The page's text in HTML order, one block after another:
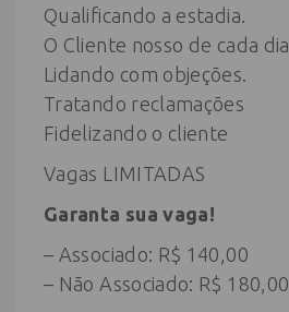
Qualificando a estadia.
O Cliente nosso de cada dia
Lidando com objeções.
Tratando reclamações
Fidelizando o cliente
Vagas LIMITADAS
Garanta sua vaga!
– Associado: R$ 140,00
– Não Associado: R$ 180,00